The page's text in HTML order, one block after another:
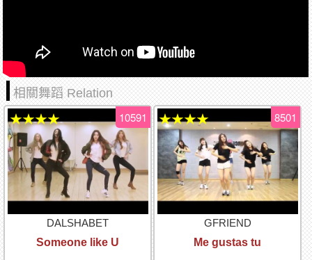
相關舞蹈 Relation
DALSHABET
Someone like U
10591
★★★★
GFRIEND
Me gustas tu
8501
★★★★